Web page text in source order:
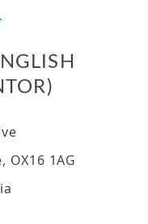
1AG